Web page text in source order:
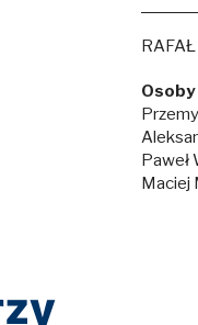
Paweł
Maciej